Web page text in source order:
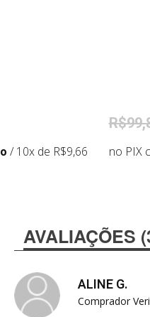
/ 10x de R$9,66 no PIX
AVALIAÇÕES
ALINE G.
Comprador